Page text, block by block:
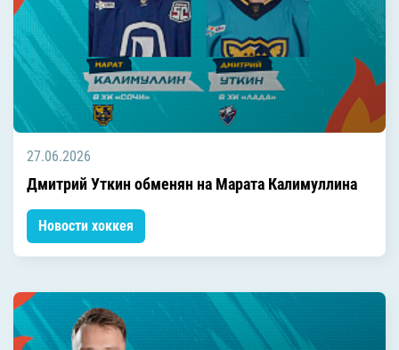
27.06.2026
Дмитрий Уткин обменян на Марата Калимуллина
Новости хоккея